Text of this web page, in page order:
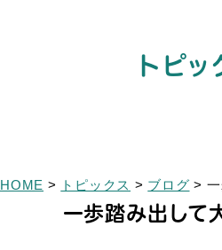
トピッ
HOME > トピックス > ブログ >
一歩踏み出して